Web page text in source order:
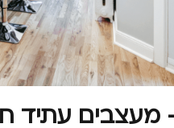
מעצבים עתיד